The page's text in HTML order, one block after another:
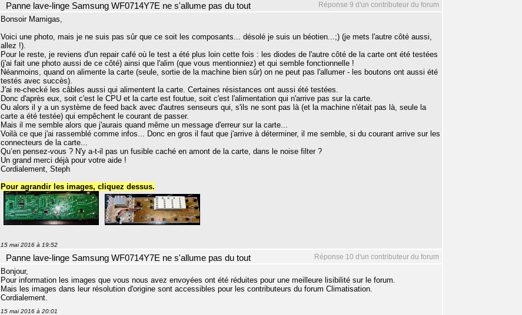
Réponse 9 d'un contributeur du forum
Panne lave-linge Samsung WF0714Y7E ne s'allume pas du tout
Bonsoir Mamigas,
Voici une photo, mais je ne suis pas sûr que ce soit les composants... désolé je suis un béotien...;) (je mets l'autre côté aussi,
allez !).
Pour le reste, je reviens d'un repair café où le test a été plus loin cette fois : les diodes de l'autre côté de la carte ont été testées
(j'ai fait une photo aussi de ce côté) ainsi que l'alim (que vous mentionniez) et qui semble fonctionnelle !
Néanmoins, quand on alimente la carte (seule, sortie de la machine bien sûr) on ne peut pas l'allumer - les boutons ont aussi été
testés avec succès).
J'ai re-checké les câbles aussi qui alimentent la carte. Certaines résistances ont aussi été testées.
Donc d'après eux, soit c'est le CPU et la carte est foutue, soit c'est l'alimentation qui n'arrive pas sur la carte.
Ou alors il y a un système de feed back avec d'autres senseurs qui, s'ils ne sont pas là (et la machine n'était pas là, seule la
carte a été testée) qui empêchent le courant de passer.
Mais il me semble alors que j'aurais quand même un message d'erreur sur la carte...
Voilà ce que j'ai rassemblé comme infos... Donc en gros il faut que j'arrive à déterminer, il me semble, si du courant arrive sur les
connecteurs de la carte...
Qu’en pensez-vous ? N'y a-t-il pas un fusible caché en amont de la carte, dans le noise filter ?
Un grand merci déjà pour votre aide !
Cordialement, Steph
Pour agrandir les images, cliquez dessus.
15 mai 2016 à 19:52
Réponse 10 d'un contributeur du forum
Panne lave-linge Samsung WF0714Y7E ne s'allume pas du tout
Bonjour,
Pour information les images que vous nous avez envoyées ont été réduites pour une meilleure lisibilité sur le forum.
Mais les images dans leur résolution d'origine sont accessibles pour les contributeurs du forum Climatisation.
Cordialement.
15 mai 2016 à 20:01